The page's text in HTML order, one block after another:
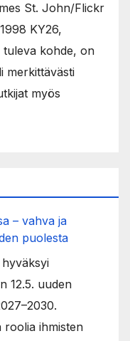
St. John/Flickr
KY26,
tuleva kohde, on
merkittävästi
myös
– vahva ja
puolesta
12.5. uuden
roolia ihmisten